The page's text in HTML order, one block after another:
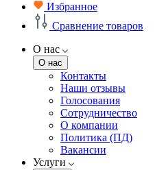
Избранное
Сравнение товаров
О нас
О нас
Контакты
Наши отзывы
Голосования
Сотрудничество
О компании
Политика (ПД)
Вакансии
Услуги